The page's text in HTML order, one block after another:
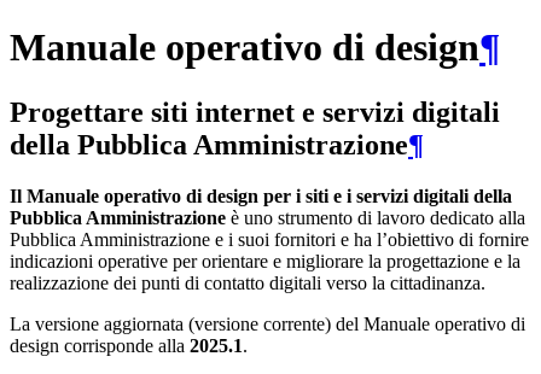
Manuale operativo di design¶
Progettare siti internet e servizi digitali
della Pubblica Amministrazione¶
Il Manuale operativo di design per i siti e i servizi digitali della
Pubblica Amministrazione è uno strumento di lavoro dedicato alla
Pubblica Amministrazione e i suoi fornitori e ha l’obiettivo di fornire
indicazioni operative per orientare e migliorare la progettazione e la
realizzazione dei punti di contatto digitali verso la cittadinanza.
La versione aggiornata (versione corrente) del Manuale operativo di
design corrisponde alla 2025.1.